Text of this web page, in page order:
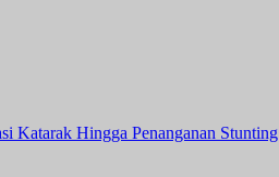
Katarak Hingga Penanganan Stunting